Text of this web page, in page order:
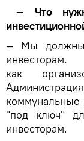
— Что
— Мы должны
как
коммунальные
"под ключ"
инвесторам.